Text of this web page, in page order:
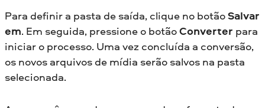
Para definir a pasta de saída, clique no botãoSalvar
em. Em seguida, pressione o botãoConverter para
iniciar o processo. Uma vez concluída a conversão,
os novos arquivos de mídia serão salvos na pasta
selecionada.